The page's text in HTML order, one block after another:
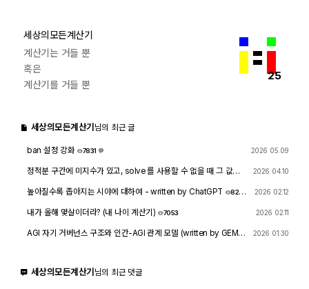
25
세상의모든계산기
계산기는 거들 뿐
혹은
계산기를 거들 뿐
세상의모든계산기 님의 최근 글
ban 설정 강화
7831
2026 05.09
정적분 구간에 미지수가 있고, solve 를 사용할 수 없을 때 그 값을
2026 04.10
높아질수록 좁아지는 시야에 대하여 - written by ChatGPT
826
2026 02.12
내가 올해 몇살이더라? (내 나이 계산기) 7053 2026 02.11
AGI 자기 거버넌스 구조와 인간-AGI 관계 모델 (written by GEMIN
2026 01.30
세상의모든계산기 님의 최근 댓글